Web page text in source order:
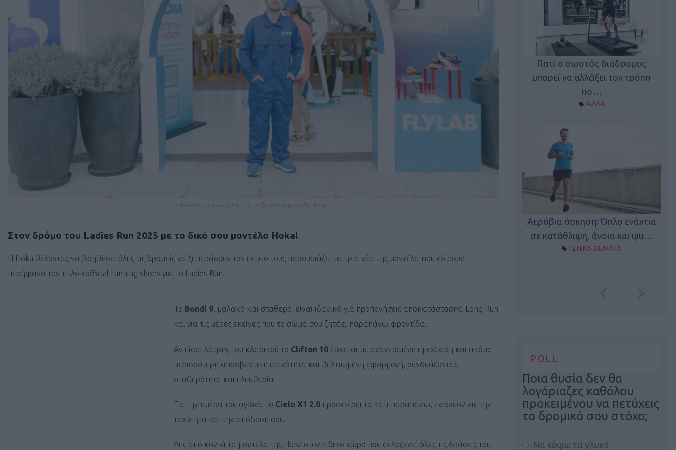
«Πέταξε» στο Ladies Run με το δικό σου μοντέλο Hoka.
Στον δρόμο του Ladies Run 2025 με το δικό σου μοντέλο Hoka!
H Hoka θέλοντας να βοηθήσει όλες τις δρομείς να ξεπεράσουν τον εαυτό τους παρουσιάζει τα τρία νέα της μοντέλα που φέρουν
περήφανα τον τίτλο «official running shoe» για το Ladies Run.
To Bondi 9, μαλακό και σταθερό, είναι ιδανικό για προπονήσεις αποκατάστασης, Long Run
και για τις μέρες εκείνες που το σώμα σου ζητάει παραπάνω φροντίδα.
Αν είσαι λάτρης του κλασικού το Clifton 10 έρχεται με ανανεωμένη εμφάνιση και ακόμα
περισσότερη αποσβεστική ικανότητα και βελτιωμένη εφαρμογή, συνδυάζοντας
σταθερότητα και ελευθερία.
Για την ημέρα του αγώνα το Cielo X1 2.0 προσφέρει το κάτι παραπάνω, ενισχύοντας την
ταχύτητα και την απόδοσή σου.
Δες από κοντά τα μοντέλα της Hoka στον ειδικό χώρο που φιλοξενεί όλες τις δράσεις του
Καφές και καφεΐνη
Γιατί ο σωστός διάδρομος
μπορεί να αλλάξει τον τρόπο
πο…
ΆΛΛΑ
Αερόβια άσκηση: Όπλο ενάντια
σε κατάθλιψη, άνοια και ψυ…
ΓΕΝΙΚΑ ΘΕΜΑΤΑ
POLL
Ποια θυσία δεν θα
λογάριαζες καθόλου
προκειμένου να πετύχεις
το δρομικό σου στόχο;
Να κόψω τα γλυκά